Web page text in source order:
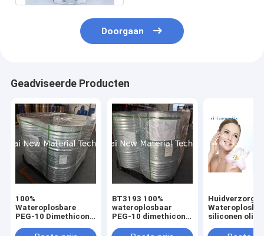
Doorgaan
Geadviseerde Producten
100%
Wateroplosbare
PEG-10 Dimethicone
Lichtgewicht
BT3193 100%
wateroplosbaar
PEG-10 dimethicon
voor verbeterde
siliconen olie